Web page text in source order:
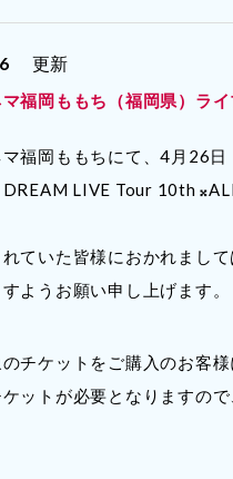
更新
福岡ももち（福岡県）ラ
福岡ももちにて、4月26
LIVE Tour 10th
ていた皆様におかれまし
ようお願い申し上げます。
チケットをご購入のお客
ットが必要となりますの